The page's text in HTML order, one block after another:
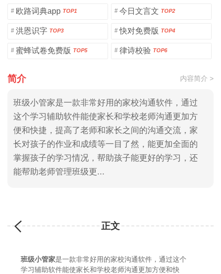
# 欧路词典app TOP1 # 今日文言文 TOP2
# 洪恩识字 TOP3 # 快对免费版 TOP4
# 蜜蜂试卷免费版 TOP5 # 律诗校验 TOP6
简介 内容简介 >
班级小管家是一款非常好用的家校沟通软件，通过
这个学习辅助软件能使家长和学校老师沟通更加方
便和快捷，提高了老师和家长之间的沟通交流，家
长对孩子的作业和成绩等一目了然，能更加全面的
掌握孩子的学习情况，帮助孩子能更好的学习，还
能帮助老师管理班级更...
正文
班级小管家是一款非常好用的家校沟通软件，通过这个
学习辅助软件能使家长和学校老师沟通更加方便和快